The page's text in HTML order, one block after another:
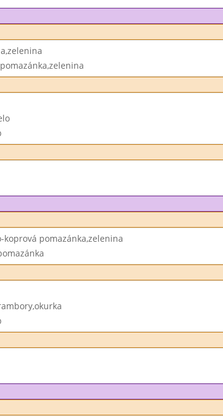
koprová pomazánka,zelenina